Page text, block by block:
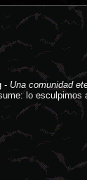
- Una comunidad
lo esculpimos